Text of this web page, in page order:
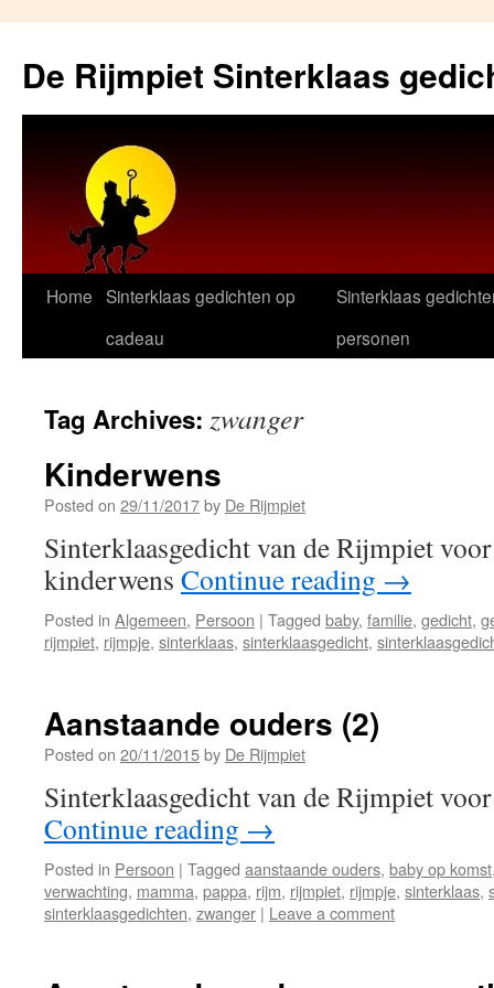
content
De Rijmpiet Sinterklaas
Home Sinterklaas gedichten op
cadeau
Sinterklaas
personen
Tag Archives: zwanger
Kinderwens
Posted on 29/11/2017by De Rijmpiet
Sinterklaasgedicht van de Rijmpiet
kinderwens Continue reading →
Posted in Algemeen, Persoon | Tagged baby, familie, gedicht,
rijmpiet, rijmpje, sinterklaas, sinterklaasgedicht,
Aanstaande ouders (2)
Posted on 20/11/2015by De Rijmpiet
Sinterklaasgedicht van de Rijmpiet
Continue reading →
Posted in Persoon | Tagged aanstaande ouders, baby op komst
verwachting, mamma, pappa, rijm, rijmpiet, rijmpje, sinterklaas,
sinterklaasgedichten, zwanger | Leave a comment